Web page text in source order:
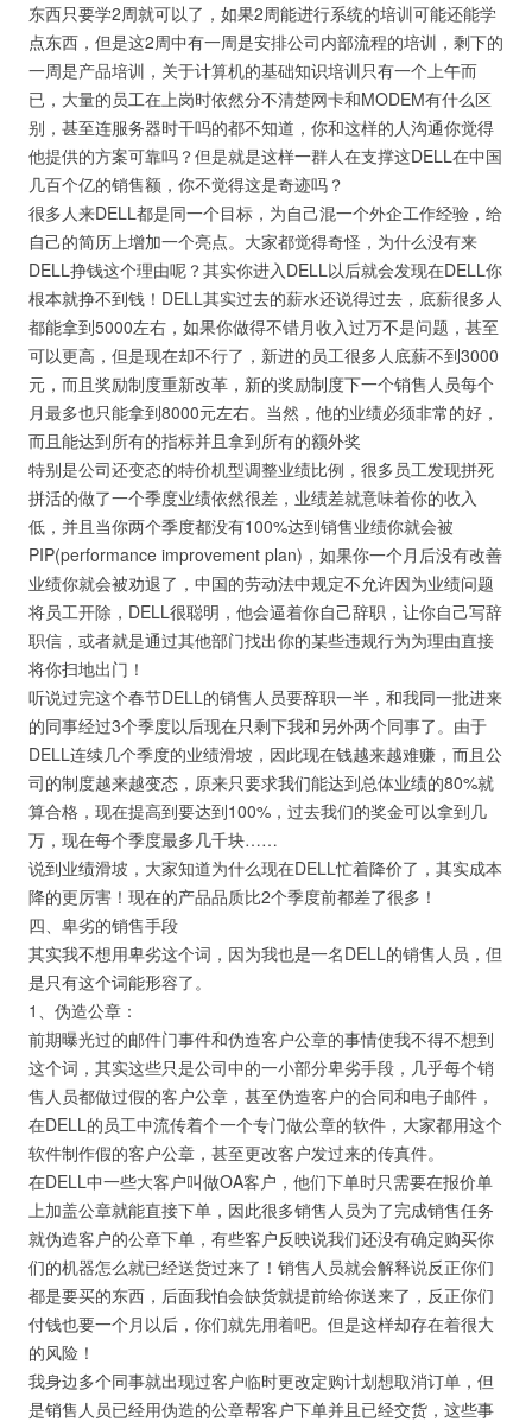
东西只要学2周就可以了，如果2周能进行系统的培训可能还能学
点东西，但是这2周中有一周是安排公司内部流程的培训，剩下的
一周是产品培训，关于计算机的基础知识培训只有一个上午而
已，大量的员工在上岗时依然分不清楚网卡和MODEM有什么区
别，甚至连服务器时干吗的都不知道，你和这样的人沟通你觉得
他提供的方案可靠吗？但是就是这样一群人在支撑这DELL在中国
几百个亿的销售额，你不觉得这是奇迹吗？
很多人来DELL都是同一个目标，为自己混一个外企工作经验，给
自己的简历上增加一个亮点。大家都觉得奇怪，为什么没有来
DELL挣钱这个理由呢？其实你进入DELL以后就会发现在DELL你
根本就挣不到钱！DELL其实过去的薪水还说得过去，底薪很多人
都能拿到5000左右，如果你做得不错月收入过万不是问题，甚至
可以更高，但是现在却不行了，新进的员工很多人底薪不到3000
元，而且奖励制度重新改革，新的奖励制度下一个销售人员每个
月最多也只能拿到8000元左右。当然，他的业绩必须非常的好，
而且能达到所有的指标并且拿到所有的额外奖
特别是公司还变态的特价机型调整业绩比例，很多员工发现拼死
拼活的做了一个季度业绩依然很差，业绩差就意味着你的收入
低，并且当你两个季度都没有100%达到销售业绩你就会被
PIP(performance improvement plan)，如果你一个月后没有改善
业绩你就会被劝退了，中国的劳动法中规定不允许因为业绩问题
将员工开除，DELL很聪明，他会逼着你自己辞职，让你自己写辞
职信，或者就是通过其他部门找出你的某些违规行为为理由直接
将你扫地出门！
听说过完这个春节DELL的销售人员要辞职一半，和我同一批进来
的同事经过3个季度以后现在只剩下我和另外两个同事了。由于
DELL连续几个季度的业绩滑坡，因此现在钱越来越难赚，而且公
司的制度越来越变态，原来只要求我们能达到总体业绩的80%就
算合格，现在提高到要达到100%，过去我们的奖金可以拿到几
万，现在每个季度最多几千块……
说到业绩滑坡，大家知道为什么现在DELL忙着降价了，其实成本
降的更厉害！现在的产品品质比2个季度前都差了很多！
四、卑劣的销售手段
其实我不想用卑劣这个词，因为我也是一名DELL的销售人员，但
是只有这个词能形容了。
1、伪造公章：
前期曝光过的邮件门事件和伪造客户公章的事情使我不得不想到
这个词，其实这些只是公司中的一小部分卑劣手段，几乎每个销
售人员都做过假的客户公章，甚至伪造客户的合同和电子邮件，
在DELL的员工中流传着个一个专门做公章的软件，大家都用这个
软件制作假的客户公章，甚至更改客户发过来的传真件。
在DELL中一些大客户叫做OA客户，他们下单时只需要在报价单
上加盖公章就能直接下单，因此很多销售人员为了完成销售任务
就伪造客户的公章下单，有些客户反映说我们还没有确定购买你
们的机器怎么就已经送货过来了！销售人员就会解释说反正你们
都是要买的东西，后面我怕会缺货就提前给你送来了，反正你们
付钱也要一个月以后，你们就先用着吧。但是这样却存在着很大
的风险！
我身边多个同事就出现过客户临时更改定购计划想取消订单，但
是销售人员已经用伪造的公章帮客户下单并且已经交货，这些事